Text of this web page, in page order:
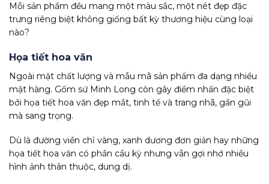
Mỗi sản phẩm đều mang một màu sắc, một nét đẹp đặc
trưng riêng biệt không giống bất kỳ thương hiệu cùng loại
nào?
Họa tiết hoa văn
Ngoài mặt chất lượng và mẫu mã sản phẩm đa dạng nhiều
mặt hàng. Gốm sứ Minh Long còn gây điểm nhấn đặc biệt
bởi họa tiết hoa văn đẹp mắt, tinh tế và trang nhã, gần gũi
mà sang trọng.
Dù là đường viền chỉ vàng, xanh dương đơn giản hay những
họa tiết hoa văn có phần cầu kỳ nhưng vẫn gợi nhớ nhiều
hình ảnh thân thuộc, dung dị.